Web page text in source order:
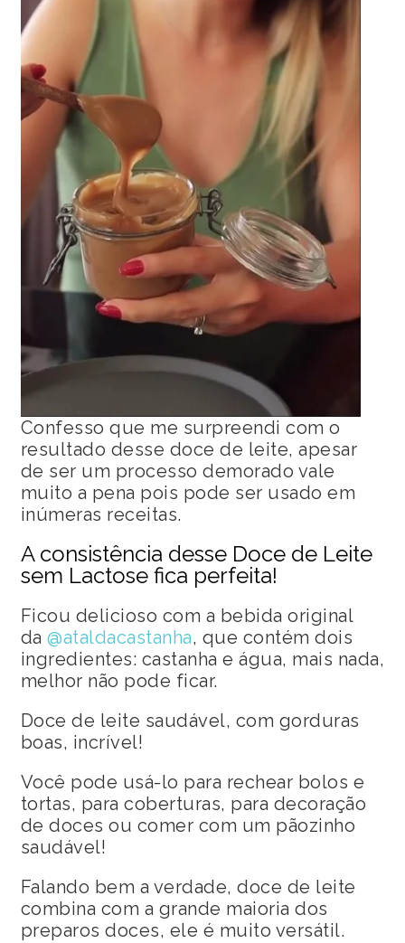
Confesso que me surpreendi com o
resultado desse doce de leite, apesar
de ser um processo demorado vale
muito a pena pois pode ser usado em
inúmeras receitas.
A consistência desse Doce de Leite
sem Lactose fica perfeita!
Ficou delicioso com a bebida original
da@ataldacastanha, que contém dois
ingredientes: castanha e água, mais nada,
melhor não pode ficar.
Doce de leite saudável, com gorduras
boas, incrível!
Você pode usá-lo para rechear bolos e
tortas, para coberturas, para decoração
de doces ou comer com um pãozinho
saudável!
Falando bem a verdade, doce de leite
combina com a grande maioria dos
preparos doces, ele é muito versátil.